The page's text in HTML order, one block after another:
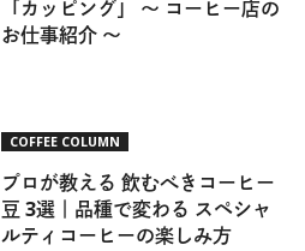
「カッピング」 ～ コーヒー店の
お仕事紹介 ～
COFFEE COLUMN
プロが教える 飲むべきコーヒー
豆 3選｜品種で変わる スペシャ
ルティコーヒーの楽しみ方